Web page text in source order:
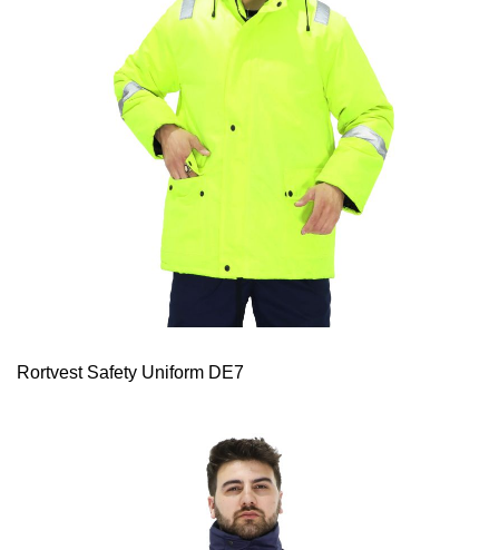
Rortvest Safety Uniform DE7